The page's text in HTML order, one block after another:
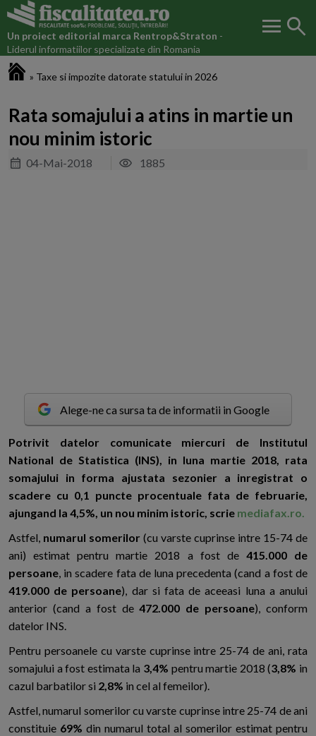
Un proiect editorial marca Rentrop&Straton -
Liderul informatiilor specializate din Romania
menu search
» Taxe si impozite datorate statului in 2026
Rata somajului a atins in martie un
nou minim istoric
04-Mai-2018 1885
Alege-ne ca sursa ta de informatii in Google
Potrivit datelor comunicate miercuri de Institutul
National de Statistica (INS), in luna martie 2018, rata
somajului in forma ajustata sezonier a inregistrat o
scadere cu 0,1 puncte procentuale fata de februarie,
ajungand la 4,5%, un nou minim istoric, scrie mediafax.ro.
Astfel, numarul somerilor (cu varste cuprinse intre 15-74 de
ani) estimat pentru martie 2018 a fost de 415.000 de
persoane, in scadere fata de luna precedenta (cand a fost de
419.000 de persoane), dar si fata de aceeasi luna a anului
anterior (cand a fost de472.000 de persoane), conform
datelor INS.
Pentru persoanele cu varste cuprinse intre 25-74 de ani, rata
somajului a fost estimata la 3,4% pentru martie 2018 (3,8% in
cazul barbatilor si 2,8% in cel al femeilor).
Astfel, numarul somerilor cu varste cuprinse intre 25-74 de ani
constituie 69% din numarul total al somerilor estimat pentru